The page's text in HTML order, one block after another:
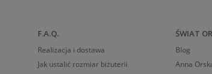
F.A.Q.
Realizacja i dostawa
Jak ustalić rozmiar biżuterii
ŚWIAT
Blog
Anna